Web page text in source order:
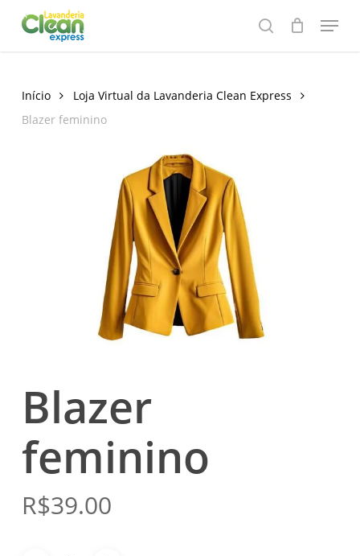
search
Menu
Início
Loja Virtual da Lavanderia Clean Express
Blazer feminino
Blazer
feminino
R$39.00